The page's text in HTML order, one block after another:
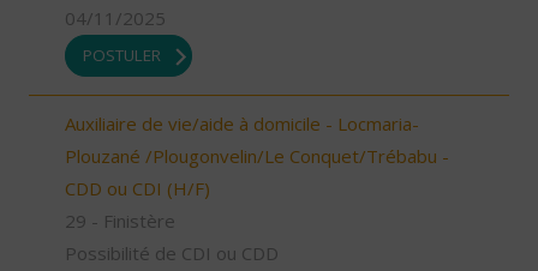
04/11/2025
POSTULER
Auxiliaire de vie/aide à domicile - Locmaria-
Plouzané /Plougonvelin/Le Conquet/Trébabu -
CDD ou CDI (H/F)
29 - Finistère
Possibilité de CDI ou CDD